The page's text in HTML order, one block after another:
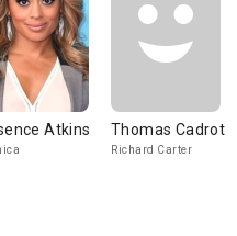
Atkins Thomas Cadrot
Richard Carter